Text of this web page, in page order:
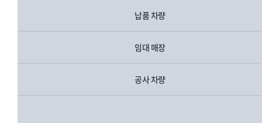
납품 차량
임대 매장
공사 차량